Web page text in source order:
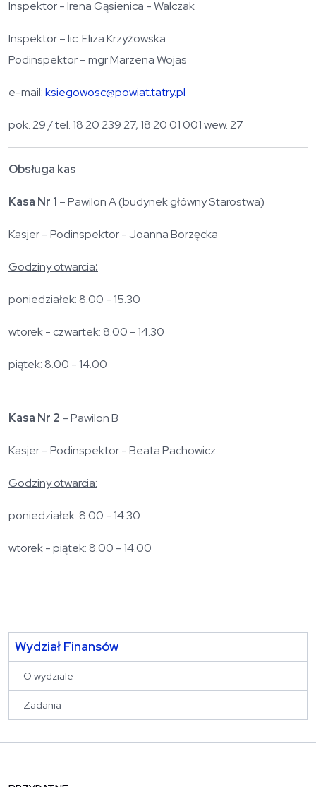
Inspektor - Irena Gąsienica - Walczak
Inspektor – lic. Eliza Krzyżowska
Podinspektor – mgr Marzena Wojas
e-mail:ksiegowosc@powiat.tatry.pl
pok. 29 / tel. 18 20 239 27, 18 20 01 001 wew. 27
Obsługa kas
Kasa Nr 1 – Pawilon A (budynek główny Starostwa)
Kasjer – Podinspektor - Joanna Borzęcka
Godziny otwarcia:
poniedziałek: 8.00 - 15.30
wtorek - czwartek: 8.00 - 14.30
piątek: 8.00 - 14.00
Kasa Nr 2 – Pawilon B
Kasjer – Podinspektor - Beata Pachowicz
Godziny otwarcia:
poniedziałek: 8.00 - 14.30
wtorek - piątek: 8.00 - 14.00
Wydział Finansów
O wydziale
Zadania